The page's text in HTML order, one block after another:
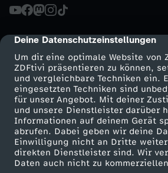
cmp-dialog-description
Deine Datenschutzeinstellungen
Um dir eine optimale Website von
ZDFtivi präsentieren zu können,
und vergleichbare Techniken ein.
eingesetzten Techniken sind
für unser Angebot. Mit deiner
und unsere Dienstleister darüber
Informationen auf deinem Gerät
abrufen. Dabei geben wir deine
Einwilligung nicht an Dritte
direkten Dienstleister sind. Wir
Daten auch nicht zu
u
m
-
D
u
r
Mehr ZDF
ZDF-Apps
Smart TV
ZDFtext
Service
Kontakt
Tickets